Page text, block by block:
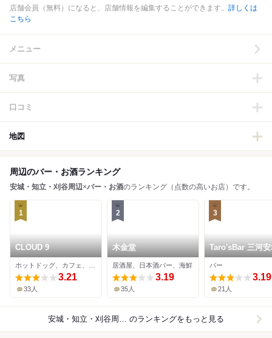
店舗会員（無料）になると、店舗情報を編集することができます。 詳しくは
こちら
メニュー
写真
口コミ
地図
周辺のバー・お酒ランキング
安城・知立・刈谷周辺×バー・お酒のランキング（点数の高いお店）です。
1
CLOUD 9
3.21
33人
2
木金堂
居酒屋、日本酒バー、海鮮
3.19
35人
3
Taro'sBar 三河
バー
3.19
21人
安城・知立・刈谷周辺×バー・お酒 のランキングをもっと見る